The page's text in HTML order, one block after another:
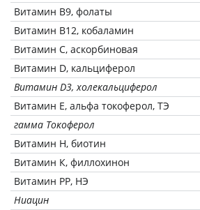
Витамин В9, фолаты
Витамин В12, кобаламин
Витамин C, аскорбиновая
Витамин D, кальциферол
Витамин D3, холекальциферол
Витамин Е, альфа токоферол, ТЭ
гамма Токоферол
Витамин Н, биотин
Витамин К, филлохинон
Витамин РР, НЭ
Ниацин